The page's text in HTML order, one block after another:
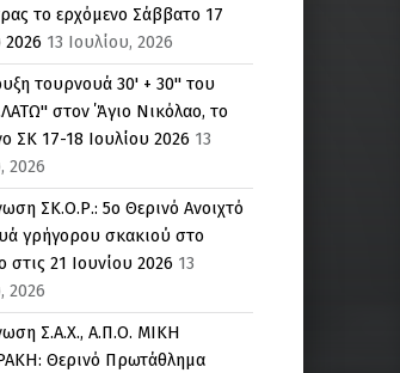
το ερχόμενο Σάββατο 17
2026 13 Ιουλίου, 2026
τουρνουά 30' + 30'' του
στον ΄Άγιο Νικόλαο, το
ΣΚ 17-18 Ιουλίου 2026 13
2026
ΣΚ.Ο.Ρ.: 5o Θερινό Ανοιχτό
γρήγορου σκακιού στο
στις 21 Ιουνίου 2026 13
2026
Σ.Α.Χ., Α.Π.Ο. ΜΙΚΗ
Θερινό Πρωτάθλημα